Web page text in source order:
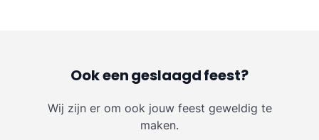
Ook een geslaagd feest?
Wij zijn er om ook jouw feest geweldig te
maken.